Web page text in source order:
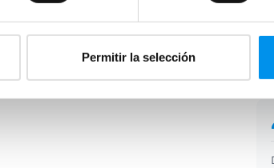
Permitir la selección
Servicio Post-venta
Devolución hasta 30 días